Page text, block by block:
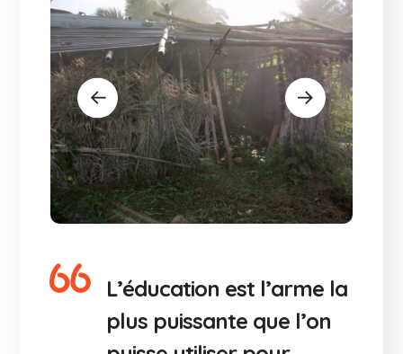
L’éducation est l’arme la
plus puissante que l’on